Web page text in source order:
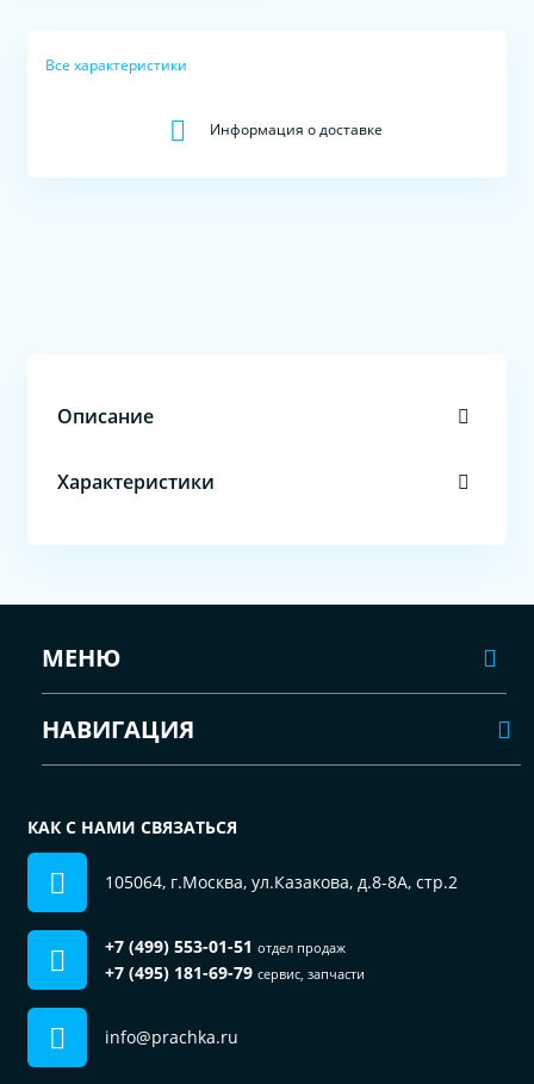
Все характеристики
Информация о доставке
Описание
Характеристики
МЕНЮ
НАВИГАЦИЯ
КАК С НАМИ СВЯЗАТЬСЯ
105064, г.Москва, ул.Казакова, д.8-8А, стр.2
+7 (499) 553-01-51 отдел продаж
+7 (495) 181-69-79 сервис, запчасти
info@prachka.ru